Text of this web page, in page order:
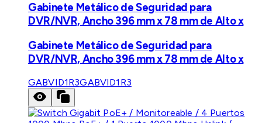
Gabinete Metálico de Seguridad para
DVR/NVR, Ancho 396 mm x 78 mm de Alto x
Gabinete Metálico de Seguridad para
DVR/NVR, Ancho 396 mm x 78 mm de Alto x
GABVID1R3GABVID1R3